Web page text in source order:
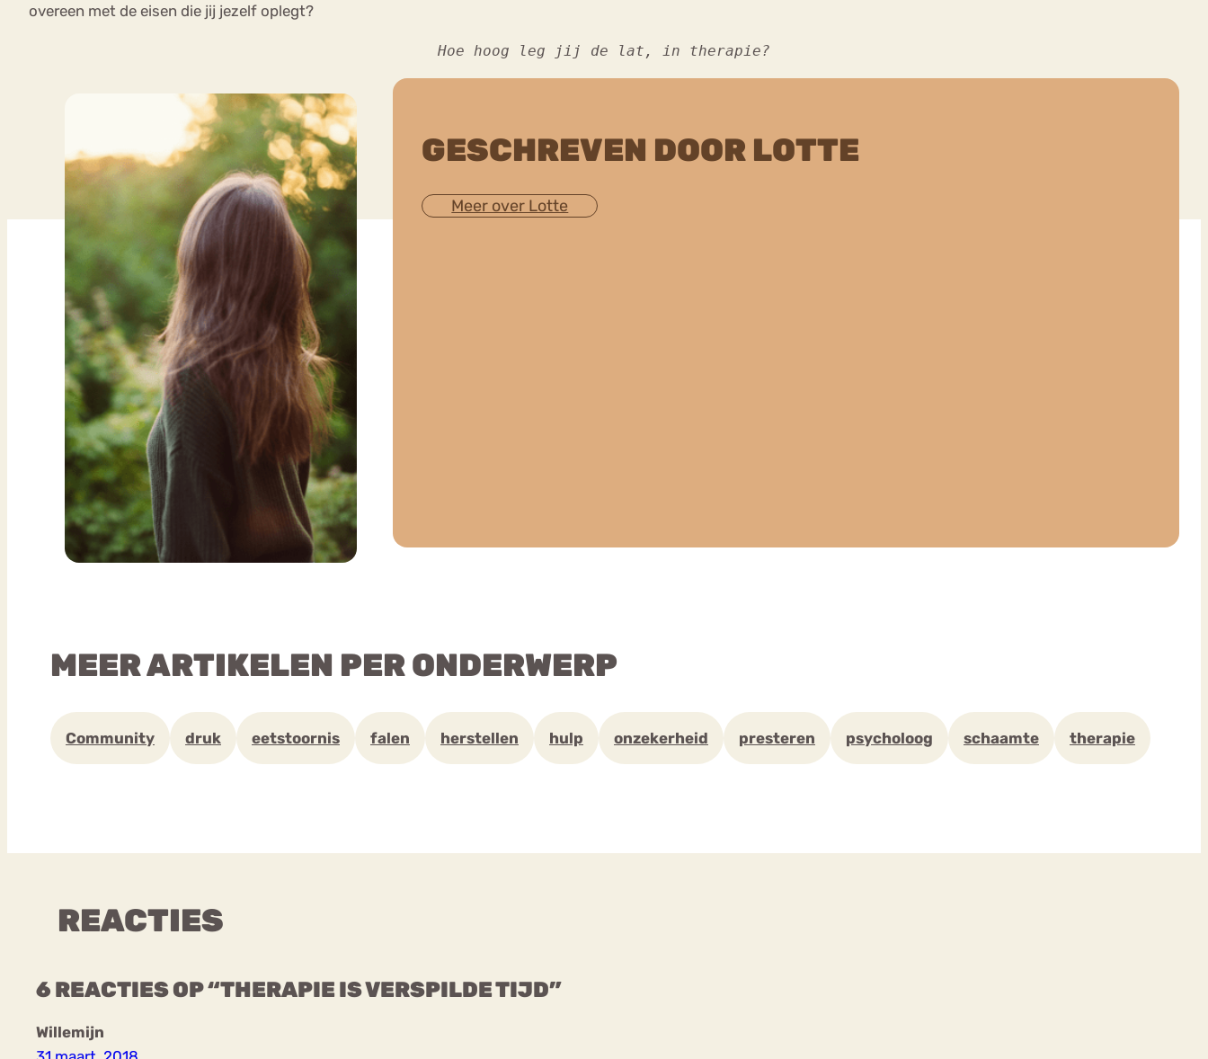
overeen met de eisen die jij jezelf oplegt?
Hoe hoog leg jij de lat, in therapie?
GESCHREVEN DOOR LOTTE
Meer over Lotte
MEER ARTIKELEN PER ONDERWERP
Community druk eetstoornis falen herstellen hulp onzekerheid presteren psycholoog schaamte therapie
REACTIES
6 REACTIES OP “THERAPIE IS VERSPILDE TIJD”
Willemijn